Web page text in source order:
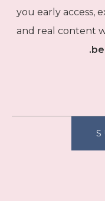
you early access,
and real content